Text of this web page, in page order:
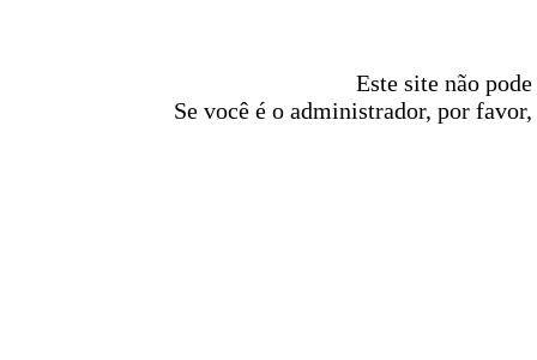
Este site não
Se você é o administrador, por